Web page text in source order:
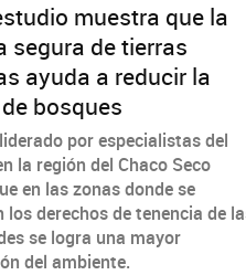
muestra que la
segura de tierras
ayuda a reducir la
bosques
por especialistas del
la región del Chaco Seco
en las zonas donde se
derechos de tenencia de
se logra una mayor
del ambiente.